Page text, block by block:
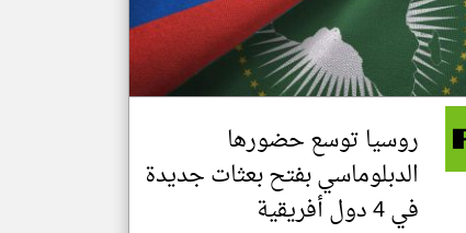
تغيير الدولة
اخبار جزر القمر على مدار الساعة
أهم اخبار جزر القمر العاجلة والمباشرة
روسيا توسع حضورها
الدبلوماسي بفتح بعثات جديدة
في 4 دول أفريقية
klyoum.com